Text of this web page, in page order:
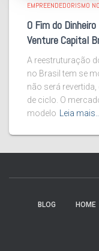
EMPREENDEDORISMO
O Fim do
Venture Capital
A reestruturação
no Brasil tem se
não será
de ciclo. O
modelo
Leia mais…
BLOG HOME